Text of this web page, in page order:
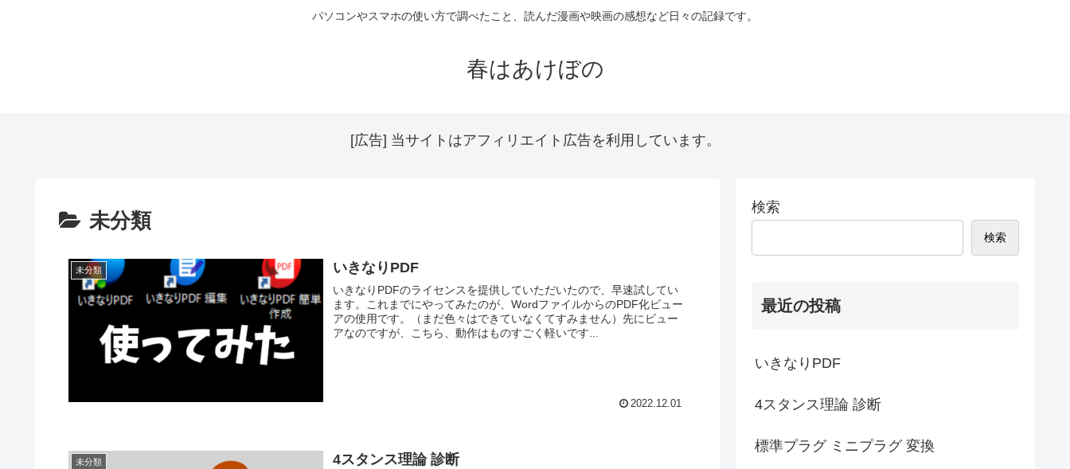
パソコンやスマホの使い方で調べたこと、読んだ漫画や映画の感想など日々の記録です。
春はあけぼの
[広告] 当サイトはアフィリエイト広告を利用しています。
未分類
未分類 いきなりPDF
いきなりPDFのライセンスを提供していただいたので、早速試してい
ます。これまでにやってみたのが、WordファイルからのPDF化ビュー
アの使用です。（まだ色々はできていなくてすみません）先にビュー
アなのですが、こちら、動作はものすごく軽いです...
2022.12.01
未分類 4スタンス理論 診断
検索
検索
最近の投稿
いきなりPDF
4スタンス理論 診断
標準プラグ ミニプラグ 変換